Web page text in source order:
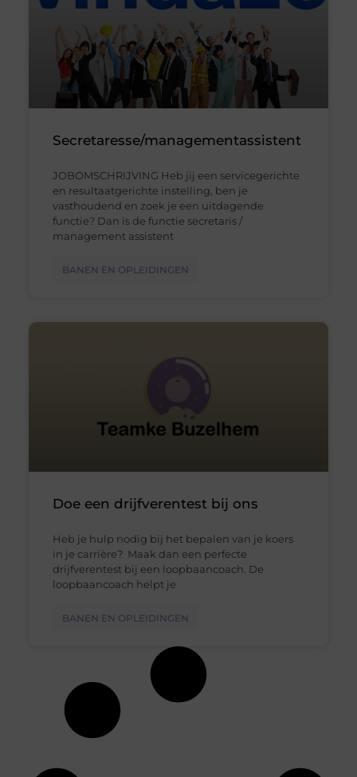
Secretaresse/managementassistent
JOBOMSCHRIJVING Heb jij een servicegerichte
en resultaatgerichte instelling, ben je
vasthoudend en zoek je een uitdagende
functie? Dan is de functie secretaris /
management assistent
BANEN EN OPLEIDINGEN
Doe een drijfverentest bij ons
Heb je hulp nodig bij het bepalen van je koers
in je carrière? Maak dan een perfecte
drijfverentest bij een loopbaancoach. De
loopbaancoach helpt je
BANEN EN OPLEIDINGEN